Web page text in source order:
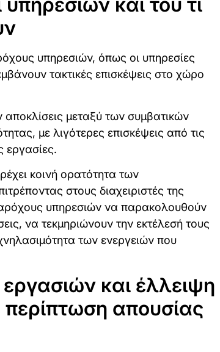
και του τι
υπηρεσιών, όπως οι υπηρεσίες
τακτικές επισκέψεις στο χώρο
μεταξύ των συμβατικών
με λιγότερες επισκέψεις από τις
εργασίες.
κοινή ορατότητα των
στους διαχειριστές της
υπηρεσιών να παρακολουθούν
να τεκμηριώνουν την εκτέλεσή τους
των ενεργειών που
και έλλειψη
απουσίας